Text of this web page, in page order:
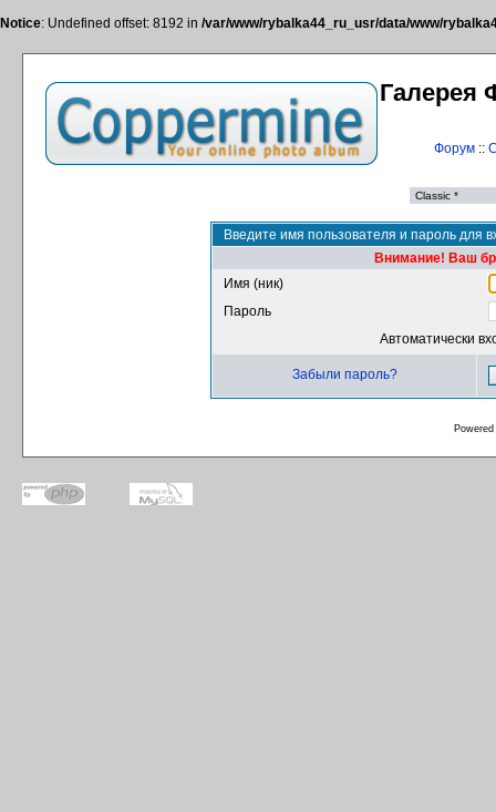
Notice: Undefined offset: 8192 in /var/www/rybalka44_ru_usr/data/www/
Галерея
Форум::
Введите имя пользователя и пароль для
Внимание! Ваш
Имя (ник)
Пароль
Автоматически
Забыли пароль?